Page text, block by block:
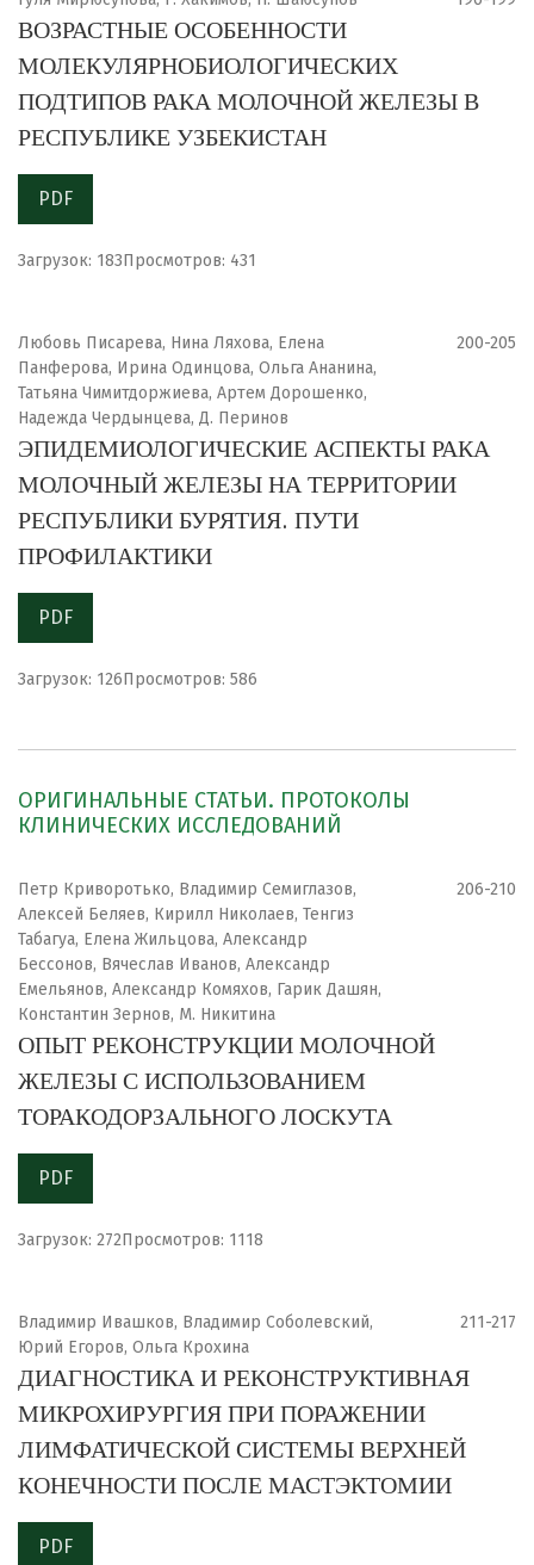
ВОЗРАСТНЫЕ ОСОБЕННОСТИ
МОЛЕКУЛЯРНОБИОЛОГИЧЕСКИХ
ПОДТИПОВ РАКА МОЛОЧНОЙ ЖЕЛЕЗЫ В
РЕСПУБЛИКЕ УЗБЕКИСТАН
PDF
Загрузок: 183Просмотров: 431
Любовь Писарева, Нина Ляхова, Елена
Панферова, Ирина Одинцова, Ольга Ананина,
Татьяна Чимитдоржиева, Артем Дорошенко,
Надежда Чердынцева, Д. Перинов
200-205
ЭПИДЕМИОЛОГИЧЕСКИЕ АСПЕКТЫ РАКА
МОЛОЧНЫЙ ЖЕЛЕЗЫ НА ТЕРРИТОРИИ
РЕСПУБЛИКИ БУРЯТИЯ. ПУТИ
ПРОФИЛАКТИКИ
PDF
Загрузок: 126Просмотров: 586
ОРИГИНАЛЬНЫЕ СТАТЬИ. ПРОТОКОЛЫ
КЛИНИЧЕСКИХ ИССЛЕДОВАНИЙ
Петр Криворотько, Владимир Семиглазов,
Алексей Беляев, Кирилл Николаев, Тенгиз
Табагуа, Елена Жильцова, Александр
Бессонов, Вячеслав Иванов, Александр
Емельянов, Александр Комяхов, Гарик Дашян,
Константин Зернов, М. Никитина
206-210
ОПЫТ РЕКОНСТРУКЦИИ МОЛОЧНОЙ
ЖЕЛЕЗЫ С ИСПОЛЬЗОВАНИЕМ
ТОРАКОДОРЗАЛЬНОГО ЛОСКУТА
PDF
Загрузок: 272Просмотров: 1118
Владимир Ивашков, Владимир Соболевский,
Юрий Егоров, Ольга Крохина
211-217
ДИАГНОСТИКА И РЕКОНСТРУКТИВНАЯ
МИКРОХИРУРГИЯ ПРИ ПОРАЖЕНИИ
ЛИМФАТИЧЕСКОЙ СИСТЕМЫ ВЕРХНЕЙ
КОНЕЧНОСТИ ПОСЛЕ МАСТЭКТОМИИ
PDF